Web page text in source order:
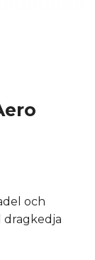
och
dragkedja